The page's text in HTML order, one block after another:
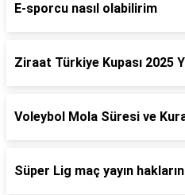
E-sporcu nasıl olabilirim
Ziraat Türkiye Kupası 2025
Voleybol Mola Süresi ve
Süper Lig maç yayın